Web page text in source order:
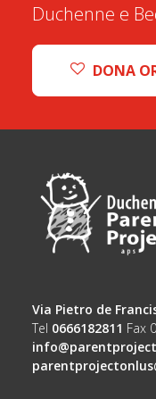
Duchenne e
DONA
Via Pietro de
Tel 0666182811 Fax